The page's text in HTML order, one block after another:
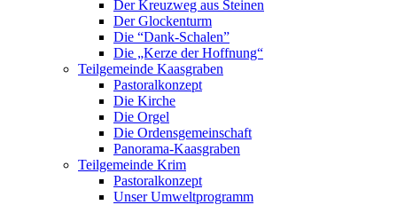
Der Kreuzweg aus Steinen
Der Glockenturm
Die “Dank-Schalen”
Die „Kerze der Hoffnung“
Teilgemeinde Kaasgraben
Pastoralkonzept
Die Kirche
Die Orgel
Die Ordensgemeinschaft
Panorama-Kaasgraben
Teilgemeinde Krim
Pastoralkonzept
Unser Umweltprogramm